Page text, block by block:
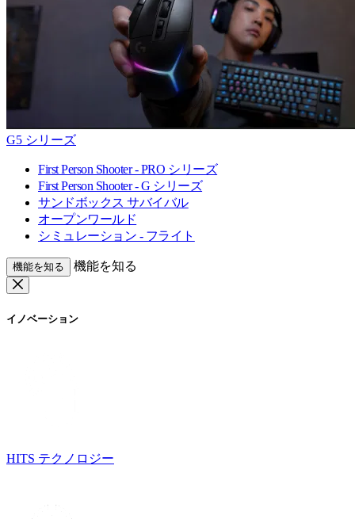
G5 シリーズ
First Person Shooter - PRO シリーズ
First Person Shooter - G シリーズ
サンドボックス サバイバル
オープンワールド
シミュレーション - フライト
機能を知る 機能を知る
イノベーション
HITS テクノロジー